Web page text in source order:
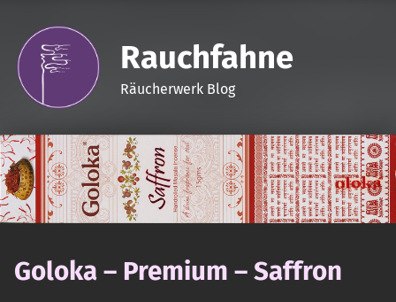
Rauchfahne
Räucherwerk Blog
Goloka – Premium – Saffron